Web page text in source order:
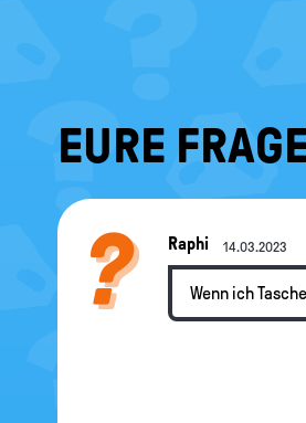
EURE
Raphi 14.03.2023
Wenn ich